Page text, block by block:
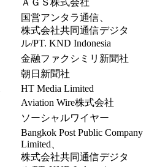
国営アンタラ通信、
株式会社共同通信デジタ
ル/PT. KND Indonesia
金融ファクシミリ新聞社
朝日新聞社
HT Media Limited
Aviation Wire株式会社
ソーシャルワイヤー
Bangkok Post Public Company
Limited、
株式会社共同通信デジタ